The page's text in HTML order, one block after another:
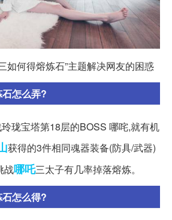
如何得熔炼石”主题解决网友的困惑
怎么弄?
珑宝塔第18层的BOSS 哪咤,就有机
获得的3件相同魂器装备(防具/武器)
战哪吒三太子有几率掉落熔炼。
怎么得?